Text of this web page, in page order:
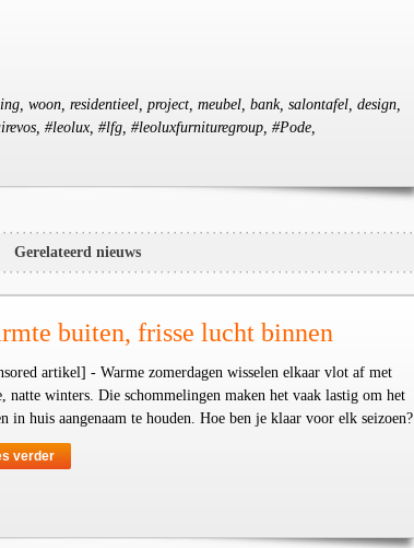
woon, residentieel, project, meubel, bank, salontafel, design,
#leolux, #lfg, #leoluxfurnituregroup, #Pode,
Gerelateerd nieuws
buiten, frisse lucht binnen
artikel] - Warme zomerdagen wisselen elkaar vlot af met
natte winters. Die schommelingen maken het vaak lastig om het
in huis aangenaam te houden. Hoe ben je klaar voor elk seizoen?
verder